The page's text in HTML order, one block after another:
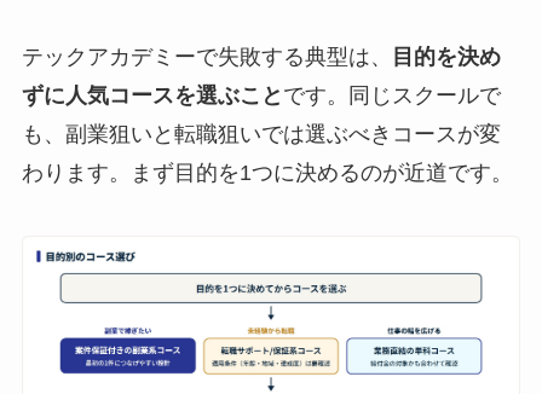
テックアカデミーで失敗する典型は、
目的を決め
ずに人気コースを選ぶこと です。同じスクールで
も、副業狙いと転職狙いでは選ぶべきコースが変
わります。まず目的を1つに決めるのが近道です。